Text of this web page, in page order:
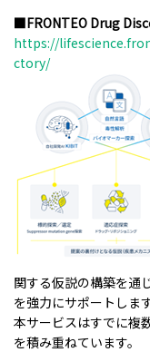
■FRONTEO Drug
https://
ctory/
関する仮説の構築を通
を強力にサポートします
本サービスはすでに複
を積み重ねています。